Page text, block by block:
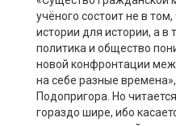
учёного состоит не в
истории для истории, а в
политика и общество
новой конфронтации
на себе разные
Подопригора. Но
гораздо шире, ибо